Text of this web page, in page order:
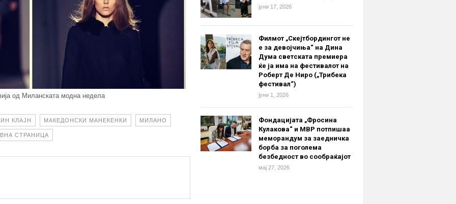
од Миланската модна недела
КЛАЈН МАКЕДОНСКИ МАНЕКЕНКИ МИЛАНО
СТРАНИЦА
јуни 17, 2026
Филмот „Скејтбордингот не
е за девојчиња“ на Дина
Дума светската премиера
ќе ја има на фестивалот на
Роберт Де Ниро („Трибека
фестивал“)
јуни 1, 2026
Фондацијата „Фросина
Кулакова“ и МВР потпишаа
меморандум за заедничка
борба за поголема
безбедност во сообраќајот
мај 27, 2026